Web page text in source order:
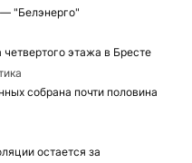
"Белэнерго"
этажа в Бресте
собрана почти половина
остается за